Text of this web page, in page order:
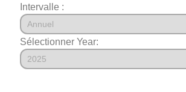
Intervalle :
Sélectionner Year: